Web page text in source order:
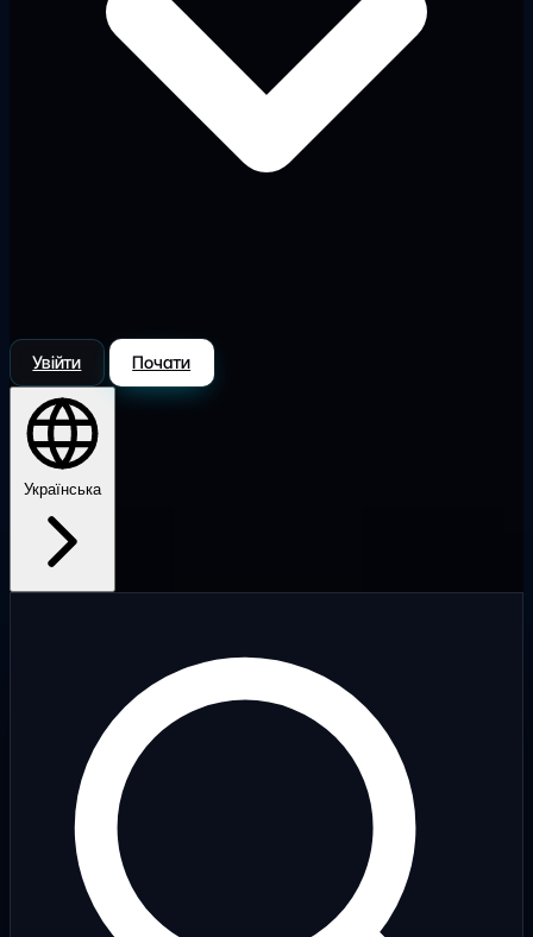
Увійти Почати
Українська